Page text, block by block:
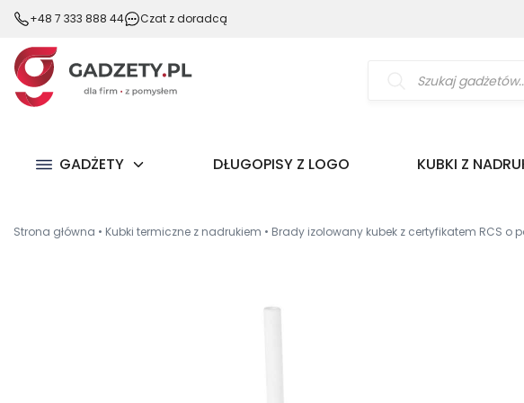
+48 7 333 888 44 Czat z doradcą
produktów
GADŻETY DŁUGOPISY Z LOGO KUBKI Z
Strona główna • Kubki termiczne z nadrukiem • Brady izolowany kubek z certyfikatem RCS o